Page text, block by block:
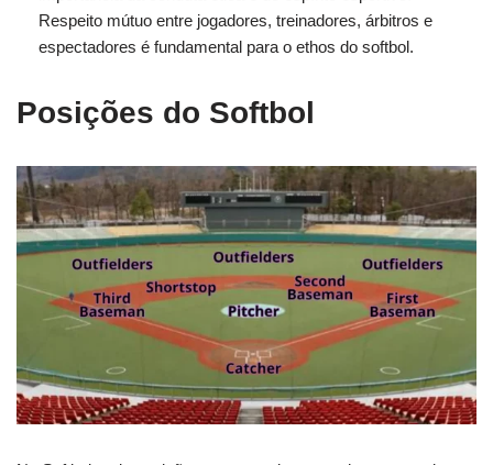
Respeito mútuo entre jogadores, treinadores, árbitros e
espectadores é fundamental para o ethos do softbol.
Posições do Softbol